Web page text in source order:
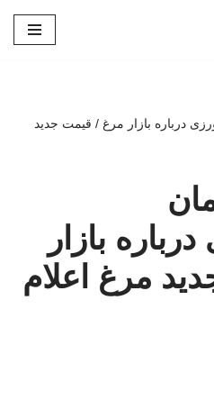
درباره بازار مرغ / قیمت جدید
بازار
مرغ اعلام